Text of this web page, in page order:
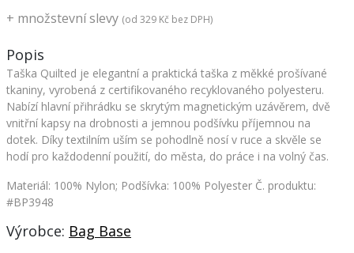
+ množstevní slevy (od 329 Kč bez DPH)
Popis
Taška Quilted je elegantní a praktická taška z měkké prošívané
tkaniny, vyrobená z certifikovaného recyklovaného polyesteru.
Nabízí hlavní přihrádku se skrytým magnetickým uzávěrem, dvě
vnitřní kapsy na drobnosti a jemnou podšívku příjemnou na
dotek. Díky textilním uším se pohodlně nosí v ruce a skvěle se
hodí pro každodenní použití, do města, do práce i na volný čas.
Materiál: 100% Nylon; Podšívka: 100% Polyester Č. produktu:
#BP3948
Výrobce: Bag Base